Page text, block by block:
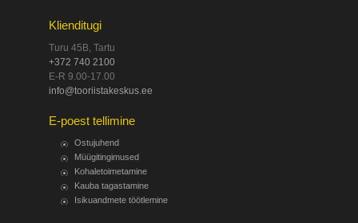
Klienditugi
Turu 45B, Tartu
+372 740 2100
E-R 9.00-17.00
info@tooriistakeskus.ee
E-poest tellimine
Ostujuhend
Müügitingimused
Kohaletoimetamine
Kauba tagastamine
Isikuandmete töötlemine